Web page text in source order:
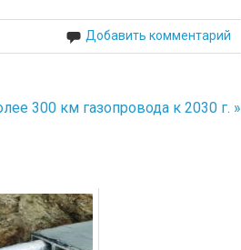
Добавить комментарий
300 км газопровода к 2030 г. »